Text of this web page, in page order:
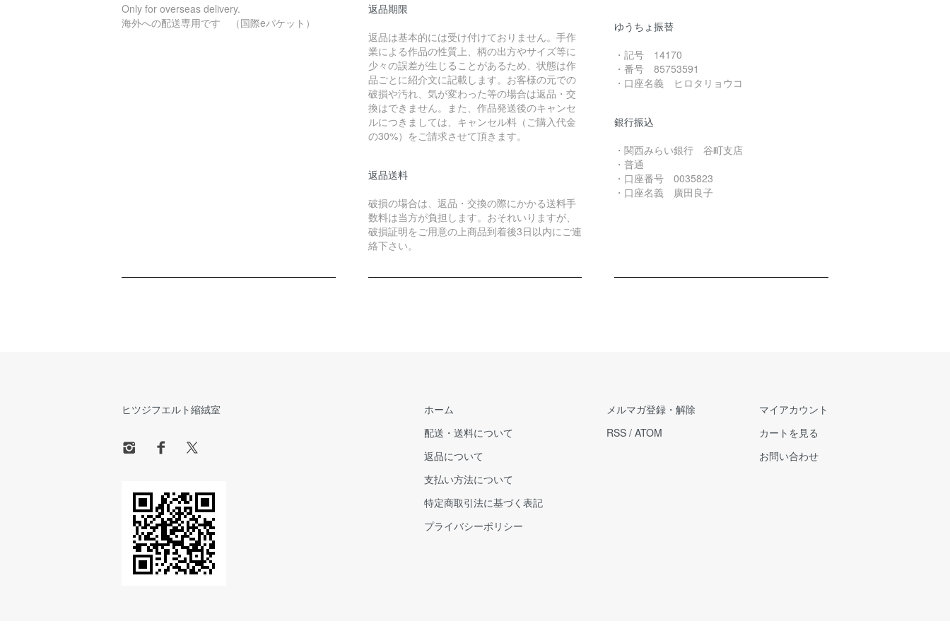
Only for overseas delivery.
海外への配送専用です （国際eパケット）
返品期限
返品は基本的には受け付けておりません。手作
業による作品の性質上、柄の出方やサイズ等に
少々の誤差が生じることがあるため、状態は作
品ごとに紹介文に記載します。お客様の元での
破損や汚れ、気が変わった等の場合は返品・交
換はできません。また、作品発送後のキャンセ
ルにつきましては、キャンセル料（ご購入代金
の30%）をご請求させて頂きます。
返品送料
破損の場合は、返品・交換の際にかかる送料手
数料は当方が負担します。おそれいりますが、
破損証明をご用意の上商品到着後3日以内にご連
絡下さい。
ゆうちょ振替
・記号 14170
・番号 85753591
・口座名義 ヒロタリョウコ
銀行振込
・関西みらい銀行 谷町支店
・普通
・口座番号 0035823
・口座名義 廣田良子
ヒツジフエルト縮絨室
ホーム
配送・送料について
返品について
支払い方法について
特定商取引法に基づく表記
プライバシーポリシー
メルマガ登録・解除
RSS / ATOM
マイアカウント
カートを見る
お問い合わせ